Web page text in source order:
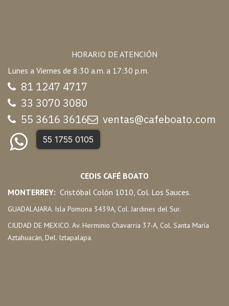
HORARIO DE ATENCIÓN
Lunes a Viernes de 8:30 a.m. a 17:30 p.m.
81 1247 4717
33 3070 3080
55 3616 3616
ventas@cafeboato.com
55 1755 0105
CEDIS CAFÉ BOATO
MONTERREY: Cristóbal Colón 1010, Col. Los Sauces.
GUADALAJARA. Isla Pomona 3439A, Col. Jardines del Sur.
CIUDAD DE MEXICO. Av. Herminio Chavarria 37-A, Col. Santa María
Aztahuacán, Del. Iztapalapa.